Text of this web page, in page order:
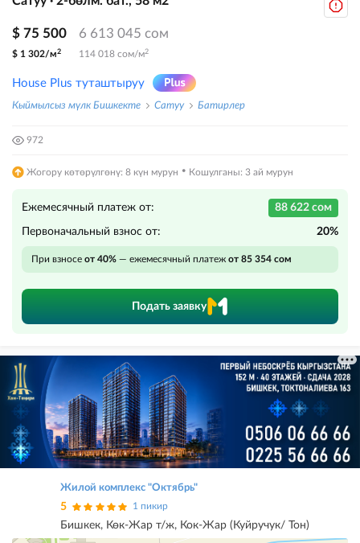
$ 75 500 6 613 045 сом
$ 1 302/м2 114 018 сом/м2
House Plus туташтыруу
Кыймылсыз мүлк Бишкекте Сатуу Батирлер
972
Жогору көтөрүлгөнү: 8 күн мурун · Кошулганы: 3 ай мурун
Ежемесячный платеж от: 88 622 сом
Первоначальный взнос от: 20%
При взносе от 40% — ежемесячный платеж от 85 354 сом
Подать заявку
Жилой комплекс "Октябрь"
5 1 пикир
Бишкек, Көк-Жар т/ж, Кок-Жар (Куйручук/ Тон)